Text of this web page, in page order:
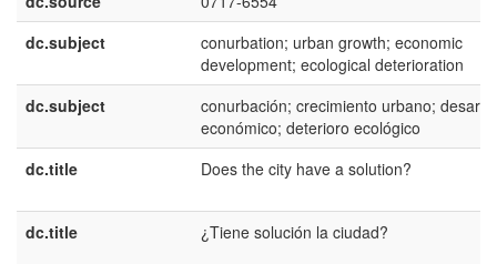
dc.subject
conurbation; urban growth; economic
development; ecological deterioration
dc.subject
conurbación; crecimiento urbano;
económico; deterioro ecológico
dc.title
Does the city have a solution?
dc.title ¿Tiene solución la ciudad?